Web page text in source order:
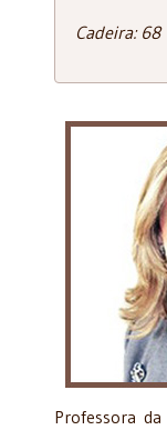
Cadeira:
Professora